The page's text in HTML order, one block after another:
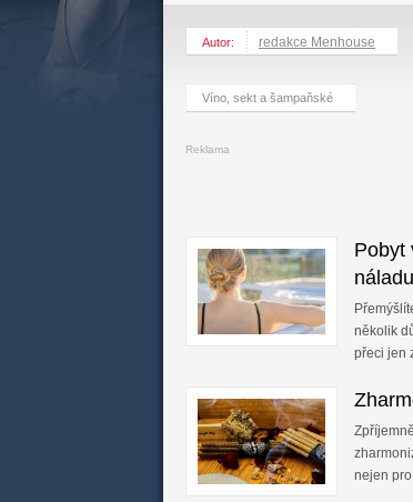
Autor: redakce Menhouse
Víno, sekt a šampaňské
Reklama
Pobyt
náladu
několik
přeci jen
nejen